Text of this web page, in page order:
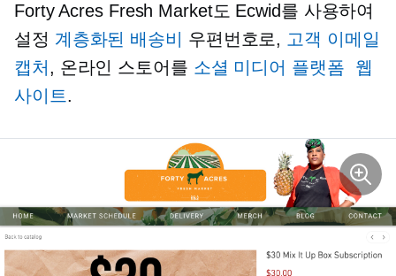
Forty Acres Fresh Market도 Ecwid를 사용하여
설정 계층화된 배송비 우편번호로, 고객 이메일
캡처 , 온라인 스토어를 소셜 미디어 플랫폼
웹
사이트.